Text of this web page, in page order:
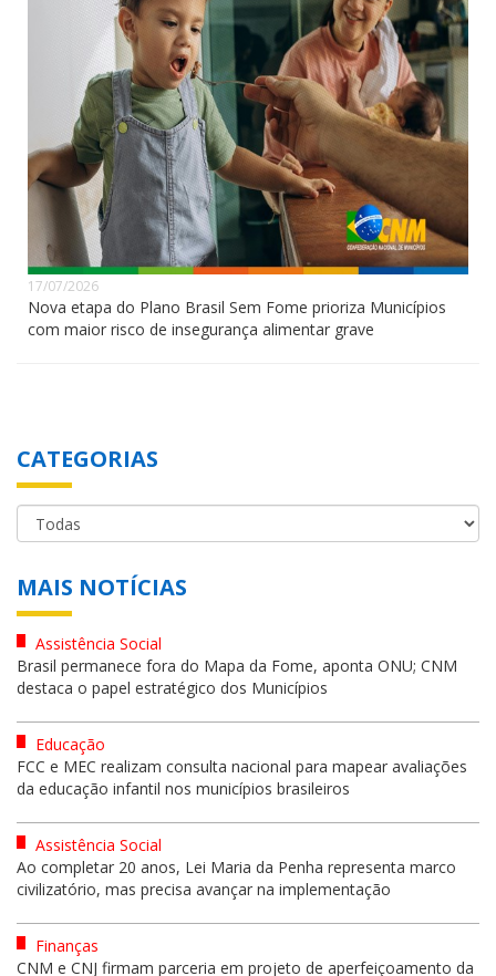
17/07/2026
Nova etapa do Plano Brasil Sem Fome prioriza Municípios
com maior risco de insegurança alimentar grave
CATEGORIAS
MAIS NOTÍCIAS
Assistência Social
Brasil permanece fora do Mapa da Fome, aponta ONU; CNM
destaca o papel estratégico dos Municípios
Educação
FCC e MEC realizam consulta nacional para mapear avaliações
da educação infantil nos municípios brasileiros
Assistência Social
Ao completar 20 anos, Lei Maria da Penha representa marco
civilizatório, mas precisa avançar na implementação
Finanças
CNM e CNJ firmam parceria em projeto de aperfeiçoamento da